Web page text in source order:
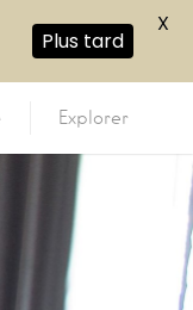
Explorer
Plus tard
X